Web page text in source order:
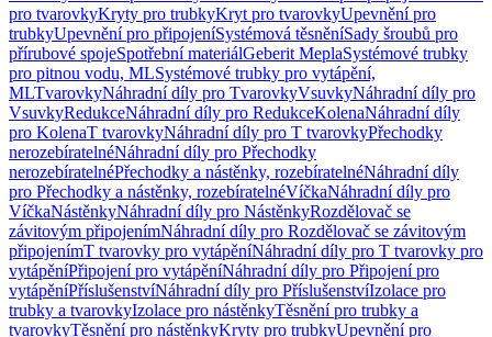
pro tvarovkyKryty pro trubkyKryt pro tvarovkyUpevnění pro
trubkyUpevnění pro připojeníSystémová těsněníSady šroubů pro
přírubové spojeSpotřební materiálGeberit MeplaSystémové trubky
pro pitnou vodu, MLSystémové trubky pro vytápění,
MLTvarovkyNáhradní díly pro TvarovkyVsuvkyNáhradní díly pro
VsuvkyRedukceNáhradní díly pro RedukceKolenaNáhradní díly
pro KolenaT tvarovkyNáhradní díly pro T tvarovkyPřechodky
nerozebíratelnéNáhradní díly pro Přechodky
nerozebíratelnéPřechodky a nástěnky, rozebíratelnéNáhradní díly
pro Přechodky a nástěnky, rozebíratelnéVíčkaNáhradní díly pro
VíčkaNástěnkyNáhradní díly pro NástěnkyRozdělovač se
závitovým připojenímNáhradní díly pro Rozdělovač se závitovým
připojenímT tvarovky pro vytápěníNáhradní díly pro T tvarovky pro
vytápěníPřipojení pro vytápěníNáhradní díly pro Připojení pro
vytápěníPříslušenstvíNáhradní díly pro PříslušenstvíIzolace pro
trubky a tvarovkyIzolace pro nástěnkyTěsnění pro trubky a
tvarovkyTěsnění pro nástěnkyKryty pro trubkyUpevnění pro